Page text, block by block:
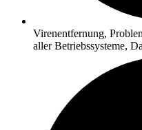
Virenentfernung,
aller Betriebssysteme,